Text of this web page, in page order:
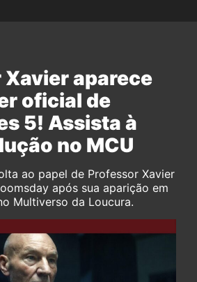
aparece
oficial de
5! Assista à
no MCU
ao papel de Professor Xavier
após sua aparição em
Multiverso da Loucura.